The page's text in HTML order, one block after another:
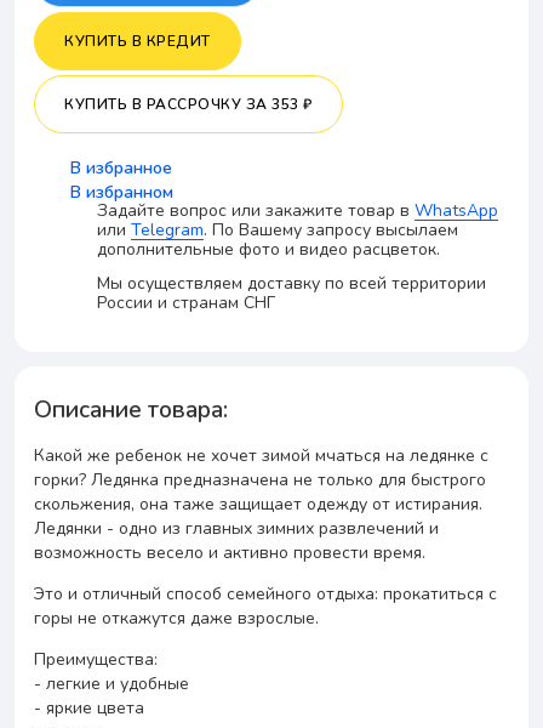
КУПИТЬ В КРЕДИТ
КУПИТЬ В РАССРОЧКУ ЗА 353 ₽
В избранное
В избранном
Задайте вопрос или закажите товар в WhatsApp
или Telegram. По Вашему запросу высылаем
дополнительные фото и видео расцветок.
Мы осуществляем доставку по всей территории
России и странам СНГ
Описание товара:
Какой же ребенок не хочет зимой мчаться на ледянке с
горки? Ледянка предназначена не только для быстрого
скольжения, она таже защищает одежду от истирания.
Ледянки - одно из главных зимних развлечений и
возможность весело и активно провести время.
Это и отличный способ семейного отдыха: прокатиться с
горы не откажутся даже взрослые.
Преимущества:
- легкие и удобные
- яркие цвета